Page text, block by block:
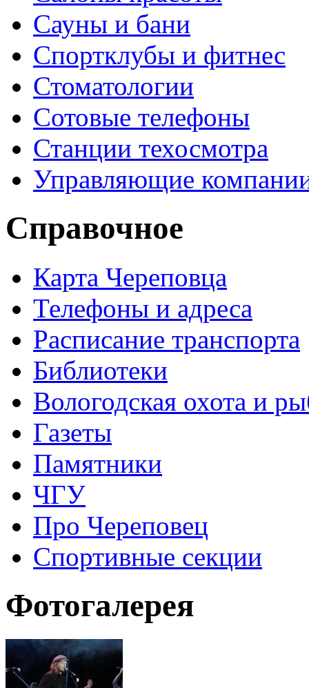
Сауны и бани
Спортклубы и фитнес
Стоматологии
Сотовые телефоны
Станции техосмотра
Управляющие
Справочное
Карта Череповца
Телефоны и адреса
Расписание транспорта
Библиотеки
Вологодская охота и
Газеты
Памятники
ЧГУ
Про Череповец
Спортивные секции
Фотогалерея